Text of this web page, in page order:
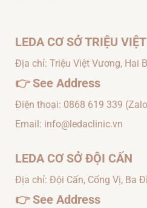
LEDA CƠ SỞ TRIỆU
Địa chỉ: Triệu Việt Vương, Hai
👉See Address
Điện thoại: 0868 619 339
Email: info@ledaclinic.vn
LEDA CƠ SỞ ĐỘI CẤN
Địa chỉ: Đội Cấn, Cống Vị, Ba
👉See Address